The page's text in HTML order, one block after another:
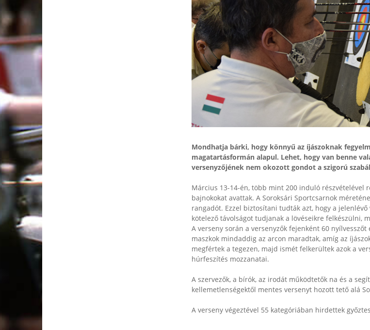
Mondhatja bárki, hogy könnyű az íjászoknak
magatartásformán alapul. Lehet, hogy van benne
versenyzőjének nem okozott gondot a szigorú
Március 13-14-én, több mint 200 induló részvételével
bajnokokat avattak. A Soroksári Sportcsarnok
rangadót. Ezzel biztosítani tudták azt, hogy a
kötelező távolságot tudjanak a lövéseikre felkészülni,
A verseny során a versenyzők fejenként 60
maszkok mindaddig az arcon maradtak, amíg az
megfértek a tegezen, majd ismét felkerültek azok a
húrfeszítés mozzanatai.
A szervezők, a bírók, az irodát működtetők na és a
kellemetlenségektől mentes versenyt hozott tető alá
A verseny végeztével 55 kategóriában hirdettek